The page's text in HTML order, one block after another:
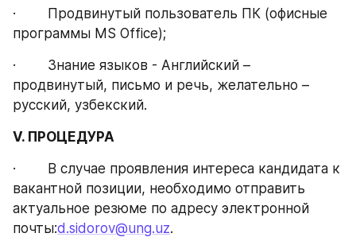
·        Продвинутый пользователь ПК (офисные
программы MS Office);
·        Знание языков - Английский –
продвинутый, письмо и речь, желательно –
русский, узбекский.
V. ПРОЦЕДУРА
·        В случае проявления интереса кандидата к
вакантной позиции, необходимо отправить
актуальное резюме по адресу электронной
почты:d.sidorov@ung.uz.